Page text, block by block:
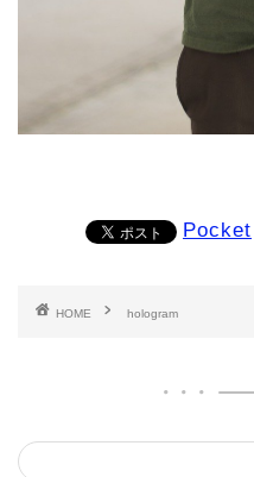
Pocket
HOME hologram